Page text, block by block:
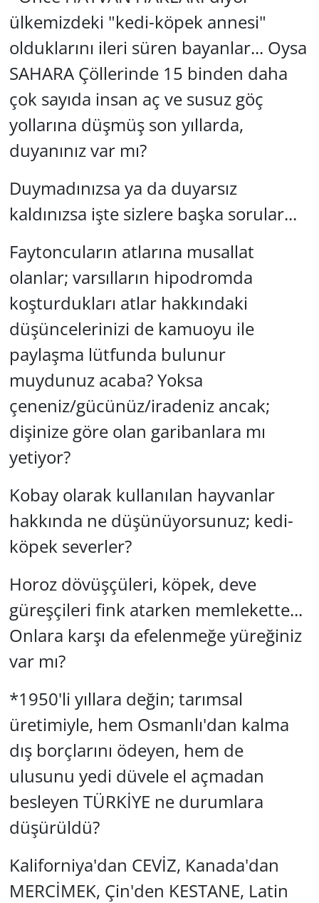
ülkemizdeki "kedi-köpek annesi"
olduklarını ileri süren bayanlar... Oysa
SAHARA Çöllerinde 15 binden daha
çok sayıda insan aç ve susuz göç
yollarına düşmüş son yıllarda,
duyanınız var mı?
Duymadınızsa ya da duyarsız
kaldınızsa işte sizlere başka sorular...
Faytoncuların atlarına musallat
olanlar; varsılların hipodromda
koşturdukları atlar hakkındaki
düşüncelerinizi de kamuoyu ile
paylaşma lütfunda bulunur
muydunuz acaba? Yoksa
çeneniz/gücünüz/iradeniz ancak;
dişinize göre olan garibanlara mı
yetiyor?
Kobay olarak kullanılan hayvanlar
hakkında ne düşünüyorsunuz; kedi-
köpek severler?
Horoz dövüşçüleri, köpek, deve
güreşçileri fink atarken memlekette...
Onlara karşı da efelenmeğe yüreğiniz
var mı?
*1950'li yıllara değin; tarımsal
üretimiyle, hem Osmanlı'dan kalma
dış borçlarını ödeyen, hem de
ulusunu yedi düvele el açmadan
besleyen TÜRKİYE ne durumlara
düşürüldü?
Kaliforniya'dan CEVİZ, Kanada'dan
MERCİMEK, Çin'den KESTANE, Latin
GÜNDEM
KÜLTÜR SANAT
MAGAZİN
RESMİ İLANLAR
SAĞLIK
SİYASET
Yerel